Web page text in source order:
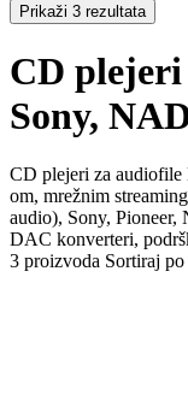
Prikaži 3 rezultata
CD
Sony,
CD plejeri za
om, mrežnim
audio), Sony,
DAC konverteri,
3 proizvoda Sortiraj po